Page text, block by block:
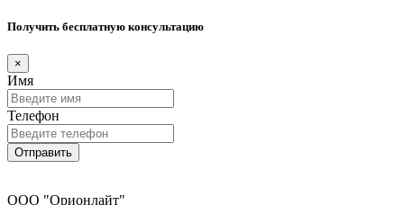
Получить бесплатную консультацию
×
Имя
Телефон
Отправить
ООО "Орионлайт"